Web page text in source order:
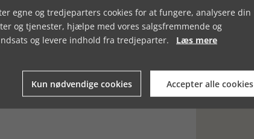
egne og tredjeparters cookies for at fungere, analysere din
og tjenester, hjælpe med vores salgsfremmende og
og levere indhold fra tredjeparter. Læs mere
Kun nødvendige cookies Accepter alle cookies